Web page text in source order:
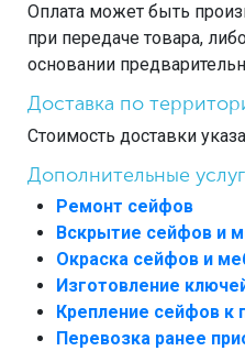
Оплата может быть
при передаче товара,
основании
Доставка по
Стоимость доставки
Дополнительные
Ремонт сейфов
Вскрытие сейфов и
Окраска сейфов и
Изготовление
Крепление сейфов к
Перевозка ранее